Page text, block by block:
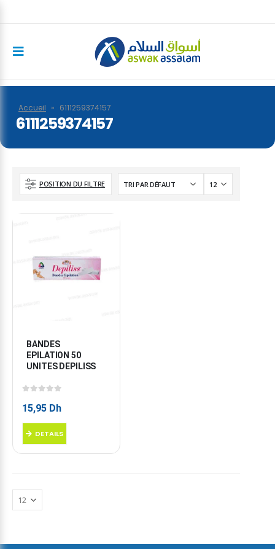
Accueil » 6111259374157
6111259374157
POSITION DU FILTRE
BANDES
EPILATION 50
UNITES DEPILISS
15,95 Dh
DETAILS